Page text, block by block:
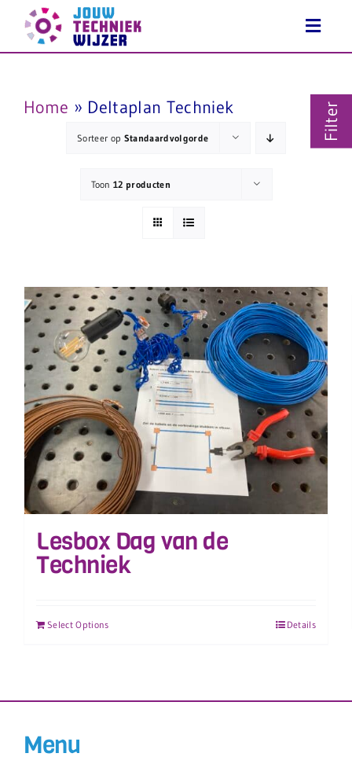
naar
Home » Deltaplan Techniek
Sorteer op Standaardvolgorde
Toon12 producten
Lesbox Dag van de
Techniek
Select Options Details
Menu
Filter